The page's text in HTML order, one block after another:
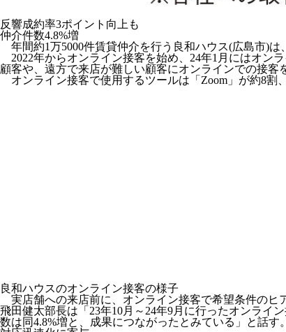
反響成約率3ポイント向上も
仲介件数4.8%増
年間約1万5000件賃貸仲介を行う良和ハウス(広島市)は
2022年からオンライン接客を始め、24年1月にはオン
顧客や、遠方で来店が難しい顧客にオンラインでの接客
オンライン接客で使用するツールは「Zoom」が約8割
良和ハウスのオンライン接客の様子
実店舗への来店前に、オンライン接客で希望条件のヒ
飛田健太部長は「23年10月～24年9月に行ったオンライ
数は同4.8%増と、成果につながったとみている」と話す。